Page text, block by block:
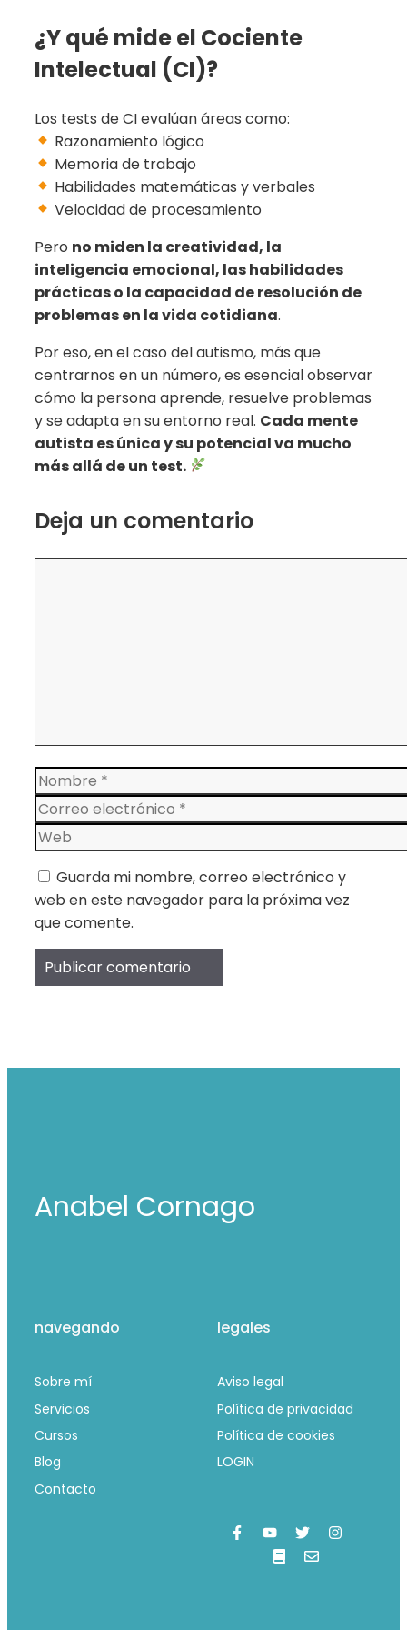
¿Y qué mide el Cociente
Intelectual (CI)?
Los tests de CI evalúan áreas como:
Razonamiento lógico
Memoria de trabajo
Habilidades matemáticas y verbales
Velocidad de procesamiento
Pero no miden la creatividad, la
inteligencia emocional, las habilidades
prácticas o la capacidad de resolución de
problemas en la vida cotidiana.
Por eso, en el caso del autismo, más que
centrarnos en un número, es esencial observar
cómo la persona aprende, resuelve problemas
y se adapta en su entorno real. Cada mente
autista es única y su potencial va mucho
más allá de un test.
Deja un comentario
Nombre
Correo
electrónico
Web
Guarda mi nombre, correo electrónico y
web en este navegador para la próxima vez
que comente.
Anabel Cornago
navegando
Sobre mí
Servicios
Cursos
Blog
Contacto
legales
Aviso legal
Política de privacidad
Política de cookies
LOGIN